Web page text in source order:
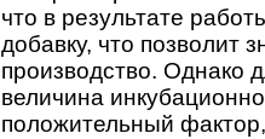
что в результате
добавку, что позволит
производство. Однако
величина
положительный фактор,